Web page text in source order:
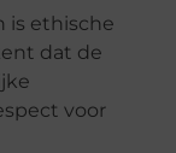
is ethische
dat de
voor